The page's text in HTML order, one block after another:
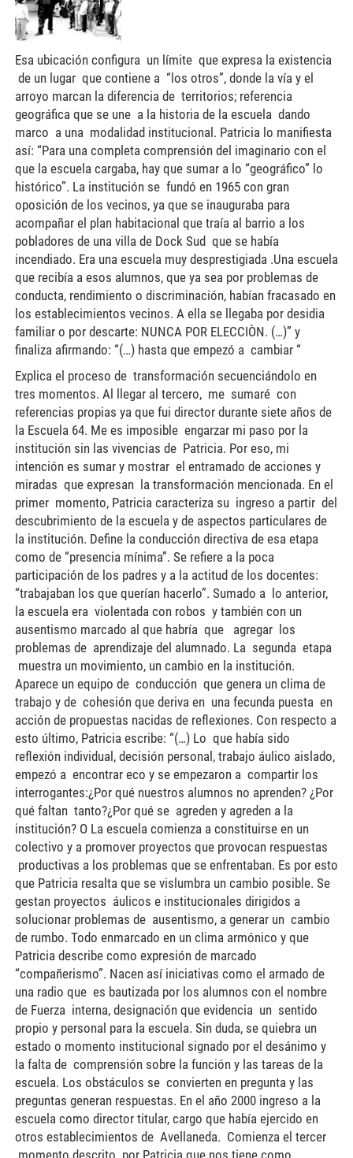
Esa ubicación configura un límite que expresa la existencia
de un lugar que contiene a “los otros”, donde la vía y el
arroyo marcan la diferencia de territorios; referencia
geográfica que se une a la historia de la escuela dando
marco a una modalidad institucional. Patricia lo manifiesta
así: “Para una completa comprensión del imaginario con el
que la escuela cargaba, hay que sumar a lo “geográfico” lo
histórico”. La institución se fundó en 1965 con gran
oposición de los vecinos, ya que se inauguraba para
acompañar el plan habitacional que traía al barrio a los
pobladores de una villa de Dock Sud que se había
incendiado. Era una escuela muy desprestigiada .Una escuela
que recibía a esos alumnos, que ya sea por problemas de
conducta, rendimiento o discriminación, habían fracasado en
los establecimientos vecinos. A ella se llegaba por desidia
familiar o por descarte: NUNCA POR ELECCIÒN. (…)” y
finaliza afirmando: “(…) hasta que empezó a cambiar “
Explica el proceso de transformación secuenciándolo en tres momentos. Al llegar al tercero, me sumaré con referencias propias ya que fui director durante siete años de la Escuela 64. Me es imposible engarzar mi paso por la institución sin las vivencias de Patricia. Por eso, mi intención es sumar y mostrar el entramado de acciones y miradas que expresan la transformación mencionada. En el primer momento, Patricia caracteriza su ingreso a partir del descubrimiento de la escuela y de aspectos particulares de la institución. Define la conducción directiva de esa etapa como de “presencia mínima”. Se refiere a la poca participación de los padres y a la actitud de los docentes: “trabajaban los que querían hacerlo”. Sumado a lo anterior, la escuela era violentada con robos y también con un ausentismo marcado al que habría que agregar los problemas de aprendizaje del alumnado. La segunda etapa muestra un movimiento, un cambio en la institución. Aparece un equipo de conducción que genera un clima de trabajo y de cohesión que deriva en una fecunda puesta en acción de propuestas nacidas de reflexiones. Con respecto a esto último, Patricia escribe: “(…) Lo que había sido reflexión individual, decisión personal, trabajo áulico aislado, empezó a encontrar eco y se empezaron a compartir los interrogantes:¿Por qué nuestros alumnos no aprenden? ¿Por qué faltan tanto?¿Por qué se agreden y agreden a la institución? O La escuela comienza a constituirse en un colectivo y a promover proyectos que provocan respuestas productivas a los problemas que se enfrentaban. Es por esto que Patricia resalta que se vislumbra un cambio posible. Se gestan proyectos áulicos e institucionales dirigidos a solucionar problemas de ausentismo, a generar un cambio de rumbo. Todo enmarcado en un clima armónico y que Patricia describe como expresión de marcado “compañerismo”. Nacen así iniciativas como el armado de una radio que es bautizada por los alumnos con el nombre de Fuerza interna, designación que evidencia un sentido propio y personal para la escuela. Sin duda, se quiebra un estado o momento institucional signado por el desánimo y la falta de comprensión sobre la función y las tareas de la escuela. Los obstáculos se convierten en pregunta y las preguntas generan respuestas. En el año 2000 ingreso a la escuela como director titular, cargo que había ejercido en otros establecimientos de Avellaneda. Comienza el tercer momento descrito por Patricia que nos tiene como hacedores de una experiencia colectiva fructífera. Las situaciones propias de los dos momentos anteriores reaparecían en las voces de distintos actores institucionales. Vivencias, dolores, intentos, dificultades, surgían como explicación de lo logrado y de los problemas no resueltos. Quienes recién ingresábamos a la escuela pensamos que era indispensable socializar esos relatos para analizarlos críticamente. Conocer lo constitutivo de una institución es un paso privilegiado para acercarse a esa realidad desconocida; omitirlo puede convertir al director en un falso Adelantado. Ningún nuevo director cuando se incorpora a un Proyecto se convierte en “fundador de una institución” sino que produce, a la vez, continuidades y rupturas con lo que lo antecede. Era necesario relatar la escuela mediante una lectura colectiva de lo institucional. Patricia lo plantea en los siguientes términos: “Un nuevo cambio de directivos habría de promover los futuros logros. En primer término, en nosotras, las maestras, comenzó a producirse un cambio de conciencia sobre la práctica docente. Eso del “sacerdocio”, de “la segunda mamá”, de “pobrecito el nene, agradecé que viene” empezó a ser cuestionado y fue dando lugar al orgullo con que presentábamos a nuestra escuela como “una gran familia”, en la que docentes y alumnos nos sentíamos como en casa. El cuestionamiento surgió a partir de la bibliografía que el nuevo director, no sin discusión, fue …¿ imponiendo? … como material de lectura” Desde la dirección no se intentaba imponer “un saber elaborado”, sino utilizarlo para problematizar y explicar lo que emergía, transformándolo en interrogantes de todxs y fundamentalmente en compromiso de todxs. Garantizar la discusión brindaba posibilidad de confrontar en torno a lo que surgía como expresión de una forma de ser y de hacer la escuela. En ese proceso se descubrían caminos que explicaban los logros alcanzados y también lo que exigía ser nombrado y transformado. Iluminar con aportes teóricos las realidades escolares complementaba la explicación de los hechos y sumaba ideas para generar cambios o reafirmar lo construido. Patricia explica: “Recuerdo su insistencia (director) por hacer reuniones plenarias, cuando no estaban permitidas por Inspección. Las directivas oficiales imponían reuniones por turnos: una con los docentes del turno mañana, a cargo de uno de los directivos y otra con los del turno tarde a cargo del otro directivo. El nuevo director, por el contrario, habilitó espacios de encuentro y debate entre todos los miembros de la escuela. Así es que participábamos de cada jornada: directivos, maestros, equipo orientador y auxiliares”. Sin duda existe en esta forma de actuar de la Dirección una concepción que la sustenta. Gabriela Saslavsky en su relato: Memoria de una directora de una institución formativa, publicado en el Blog del Grupo, toma posición respecto de una forma de dirigir una escuela que se condice con la que sustentábamos los directivos de la N° 64. Gabriela señala: “Pienso que las instituciones no se gestionan, se coordinan, se organizan, se potencian, se dirigen. ¿Por qué no gestionar? Porque desde mi punto de vista, gestionar es administrar lo dado, es concretar lo previsto. Es ejecutar las pautas y etapas de una estrategia macro preestablecida” Las Jornadas docentes que realizábamos tenían como objetivo vislumbrar lo propio de la institución que necesitaba ser analizado por quienes la constituyen en ese momento; sin olvidar que existen redes históricas que han labrado una forma de hacer la escuela, una forma de expresar su sentido. Esto implica entonces que es imposible considerarse “gestores” o “administrar lo dado” desde “una estrategia macro preestablecida “. Los hechos, los sucesos, los procesos que se despliegan en una institución son originales, autóctonos. Nacen de circunstancias que envuelven a actores particulares, propios de la institución en la que resuenan permanentemente las acciones y las voces del pasado y las contingencias del presente. Es del reconocimiento de quienes participan de esa realidad desde donde deben surgir las preguntas y las respuestas. En cada momento que describe Patricia hay una forma de dirigir la institución, hay miradas y haceres institucionales en tiempos y procesos distintos. Para ejemplificarlo, señalaremos el trabajo colectivo realizado con la comunidad barrial para superar los problemas de comunicación y participación que caracterizaban a su vínculo con la escuela. El contacto con padres, familiares, vecinos, se realizó de diferentes formas El punto de partida fue recorrer el barrio para contactarnos con él. Sumergirse en la geografía del lugar y visualizar el territorio permitió conocer entre otras cosas los espacios diferenciados: pobladores antiguos, los que se asentaron en el momento en que apareció la escuela, como así también los que en diferentes arribos fueron poblando la zona, cuyo rasgo distintivo era la precariedad. Esta distinción repercutía en el vínculo con la escuela y en la forma en que se ubicaban esos grupos en el interior de la misma. La lucha por la posesión de las escrituras de sus terrenos y el constante arribo de nuevos vecinos provenientes del interior y de países limítrofes tensionaban las relaciones y esta situación incidía en la subjetividad de los que concurrían a la escuela: niños, padres, personal de la institución. El medio geográfico y social estallaba al interior de la institución y se expresaba en prácticas sociales y en concepciones que la escuela puede interpelar u ocultar. Lxs niñxs que concurren a una escuela son producto de su ámbito y de las experiencias vividas en él por eso las circunstancias que rodean a la escuela configuran el modo de ser de los niños. Constituyen referencias que no se pueden obviar. Ahora bien la escuela toma y agrega elementos a esas marcas. Somete a experiencias escolares que completan y, en algunos casos cuestionan, el capital cultural de lxs niñxs. Ahora bien esa tarea de intercambio de saberes debería conllevar una relación dialógica marcada por un descubrimiento común, amplio y sin prejuicios. El recorrido por el barrio permitió reconocer núcleos culturales y asistenciales: comedores, copa de leche, organizaciones mutuales, diversidad de expresiones culturales. Estos ámbitos empezaron a dialogar con la escuela y a mostrar las variadas acciones en las que participaban los niñxs y adolescentes. Estrechar acuerdos fue tarea compleja pero que funcionó como nutriente del proyecto institucional. Salir al barrio (directivos, equipo de psicología, maestrxs) implicó desentrañar los significados de “esos otros” “de los que están del otro lado”. No implicaba hacer “una visita a los pobres” implicaba entrar a formar parte de tramas que entretejen el hacer y la historia de la institución. Salir y entrar a la escuela, al barrio implicaba mirar lo complejo y asignarle un nuevo sentido pedagógico. Se trataba de entender las distintas formas de subsistir que tenía la comunidad y la manera de resistir y mejorar. Todo esto formateaba la “cabeza” de quienes habitaban la escuela. Había sin duda que “comprender para transformarnos y transformar”. Todo lo anterior configuró o reconfiguró una concepción de alumno y de maestrx que era imprescindible convertir en acciones pedagógicas, rescatando las vivenc